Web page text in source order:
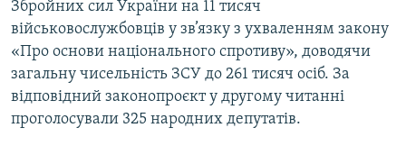
Збройних сил України на 11 тисяч
військовослужбовців у зв’язку з ухваленням закону
«Про основи національного спротиву», доводячи
загальну чисельність ЗСУ до 261 тисяч осіб. За
відповідний законопроєкт у другому читанні
проголосували 325 народних депутатів.